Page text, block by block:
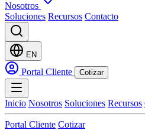
Nosotros
Soluciones Recursos Contacto
EN
Portal Cliente Cotizar
Inicio Nosotros Soluciones Recursos
Portal Cliente Cotizar